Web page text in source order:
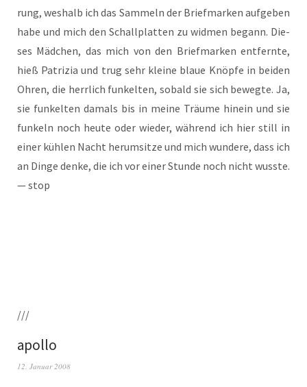
rung, wes­halb ich das Sam­meln der Brief­mar­ken auf­ge­ben
habe und mich den Schall­plat­ten zu wid­men begann. Die­
ses Mäd­chen, das mich von den Brief­mar­ken ent­fern­te,
hieß Patri­zia und trug sehr klei­ne blaue Knöp­fe in bei­den
Ohren, die herr­lich fun­kel­ten, sobald sie sich beweg­te. Ja,
sie fun­kel­ten damals bis in mei­ne Träu­me hin­ein und sie
fun­keln noch heu­te oder wie­der, wäh­rend ich hier still in
einer küh­len Nacht her­um­sit­ze und mich wun­de­re, dass ich
an Din­ge den­ke, die ich vor einer Stun­de noch nicht wuss­te.
— stop
///
apollo
12. Januar 2008